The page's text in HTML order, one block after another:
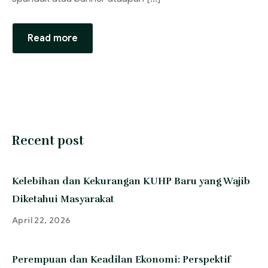
Read more
Recent post
Kelebihan dan Kekurangan KUHP Baru yang Wajib
Diketahui Masyarakat
April 22, 2026
Perempuan dan Keadilan Ekonomi: Perspektif